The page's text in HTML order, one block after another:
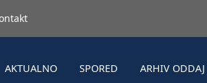
AKTUALNO SPORED ARHIV ODDAJ